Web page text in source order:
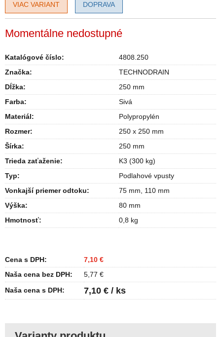
Momentálne nedostupné
Katalógové číslo:
4808.250
Značka:
TECHNODRAIN
Dĺžka:
250 mm
Farba:
Sivá
Materiál:
Polypropylén
Rozmer:
250 x 250 mm
Šírka:
250 mm
Trieda zaťaženie:
K3 (300 kg)
Typ:
Podlahové vpusty
Vonkajší priemer odtoku: 75 mm
110 mm
Výška:
80 mm
Hmotnosť: 0,8 kg
VIAC VARIANT DOPRAVA
Cena s DPH:
7,10 €
Naša cena bez DPH:
5,77 €
Naša cena s DPH:
7,10 € / ks